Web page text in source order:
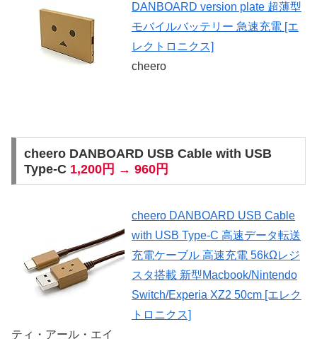
DANBOARD version plate 超薄型
モバイルバッテリー 急速充電 [エ
レクトロニクス]
cheero
cheero DANBOARD USB Cable with USB
Type-C 1,200円 → 960円
cheero DANBOARD USB Cable
with USB Type-C 高速データ転送
充電ケーブル 高速充電 56kΩレジ
スタ搭載 新型Macbook/Nintendo
Switch/Experia XZ2 50cm [エレク
トロニクス]
ティ・アール・エイ